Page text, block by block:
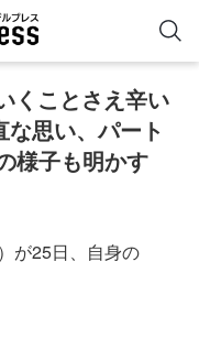
くことさえ辛い
思い、パート
様子も明かす
が25日、自身の